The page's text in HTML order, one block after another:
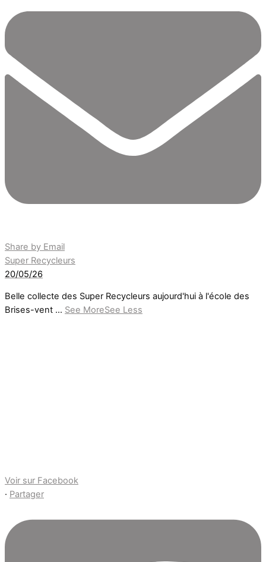
Share by Email
Super Recycleurs
20/05/26
Belle collecte des Super Recycleurs aujourd'hui à l'école des
Brises-vent ... See MoreSee Less
Voir sur Facebook
· Partager